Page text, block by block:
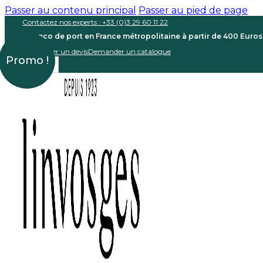
Passer au contenu principal Passer au pied de page
Contactez nos experts : +33 (0)3 29 60 11 22
Franco de port en France métropolitaine à partir de 400
Demander un devisDemander un catalogue
Promo !